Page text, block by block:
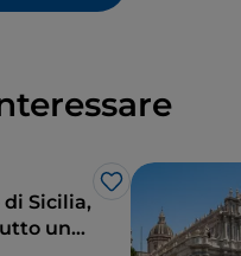
Like
di Sicilia,
una